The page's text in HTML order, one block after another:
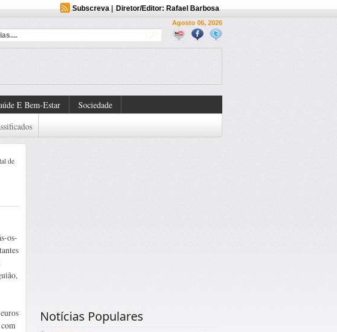
Subscreva| Diretor/Editor: Rafael Barbosa
Agosto 06, 2026
E Bem-Estar
Sociedade
de
os-
Notícias Populares